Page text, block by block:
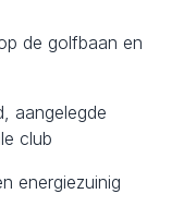
de golfbaan en
aangelegde
club
energiezuinig